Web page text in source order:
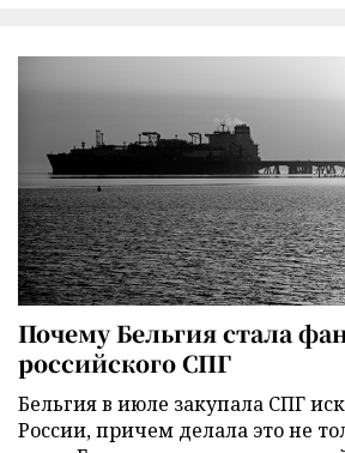
Почему Бельгия стала
российского СПГ
Бельгия в июле закупала СПГ
России, причем делала это не